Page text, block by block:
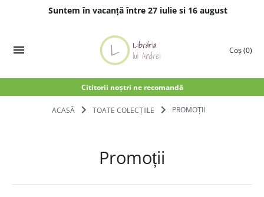
Suntem în vacanță între 27 iulie si 16 august
conținut
Coș(0)
Cititorii noștri ne recomandă
ACASĂ TOATE COLECȚIILE PROMOȚII
Promoții